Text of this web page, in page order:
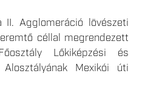
Agglomeráció lövészeti
céllal megrendezett
Lőkiképzési és
Mexikói úti